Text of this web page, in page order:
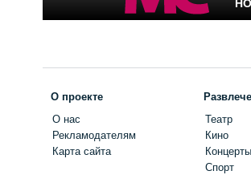
О проекте
О нас
Рекламодателям
Карта сайта
Театр
Кино
Концерты
Спорт